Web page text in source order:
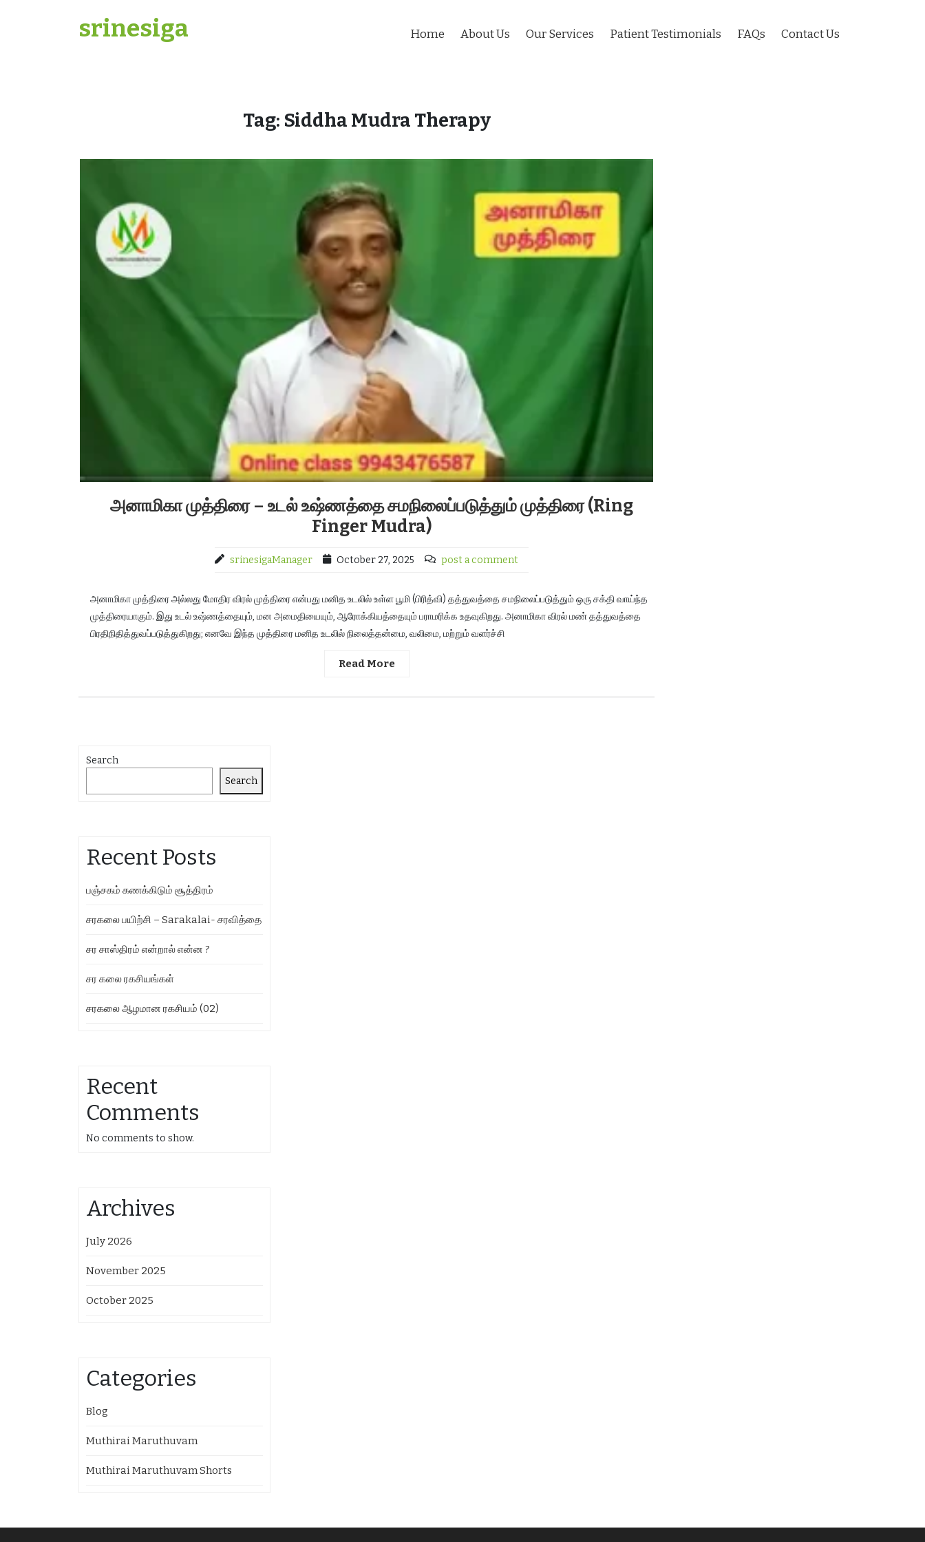
srinesiga Home About Us Our Services Patient Testimonials FAQs Contact Us
Tag: Siddha Mudra Therapy
அனாமிகா முத்திரை – உடல் உஷ்ணத்தை சமநிலைப்படுத்தும் முத்திரை (Ring
Finger Mudra)
srinesigaManager October 27, 2025 post a comment
அனாமிகா முத்திரை அல்லது மோதிர விரல் முத்திரை என்பது மனித உடலில் உள்ள பூமி (பிரித்வி) தத்துவத்தை சமநிலைப்படுத்தும் ஒரு சக்தி வாய்ந்த
முத்திரையாகும். இது உடல் உஷ்ணத்தையும், மன அமைதியையும், ஆரோக்கியத்தையும் பராமரிக்க உதவுகிறது. அனாமிகா விரல் மண் தத்துவத்தை
பிரதிநிதித்துவப்படுத்துகிறது; எனவே இந்த முத்திரை மனித உடலில் நிலைத்தன்மை, வலிமை, மற்றும் வளர்ச்சி
Read More
Search
Search
Recent Posts
பஞ்சகம் கணக்கிடும் சூத்திரம்
சரகலை பயிற்சி – Sarakalai- சரவித்தை
சர சாஸ்திரம் என்றால் என்ன ?
சர கலை ரகசியங்கள்
சரகலை ஆழமான ரகசியம் (02)
Recent
Comments
No comments to show.
Archives
July 2026
November 2025
October 2025
Categories
Blog
Muthirai Maruthuvam
Muthirai Maruthuvam Shorts